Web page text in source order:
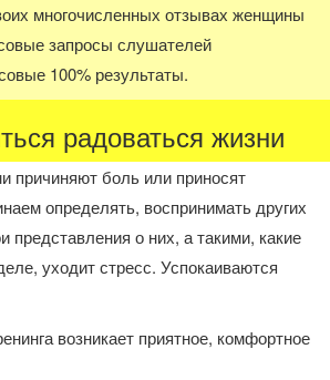
многочисленных отзывах женщины
запросы слушателей
100% результаты.
радоваться жизни
причиняют боль или приносят
определять, воспринимать других
представления о них, а такими, какие
уходит стресс. Успокаиваются
возникает приятное, комфортное